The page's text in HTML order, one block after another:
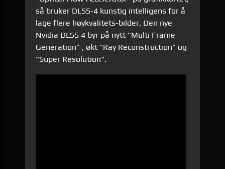
så bruker DLSS-4 kunstig intelligens for å
lage flere høykvalitets-bilder. Den nye
Nvidia DLSS 4 byr på nytt "Multi Frame
Generation" , økt "Ray Reconstruction" og
"Super Resolution".